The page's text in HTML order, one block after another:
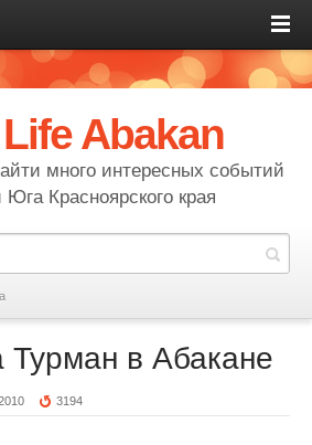
Abakan
много интересных событий
Красноярского края
Турман в Абакане
3194